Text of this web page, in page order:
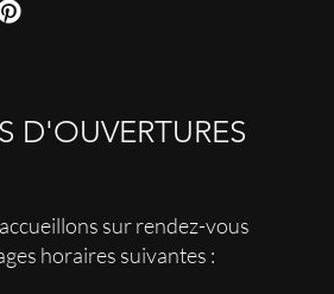
D'OUVERTURES
sur rendez-vous
horaires suivantes :